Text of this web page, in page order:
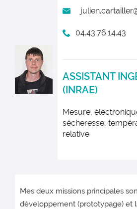
04.43.76.14.43
ASSISTANT
(INRAE)
Mesure,
sécheresse,
relative
Mes deux missions principales
développement (prototypage) et